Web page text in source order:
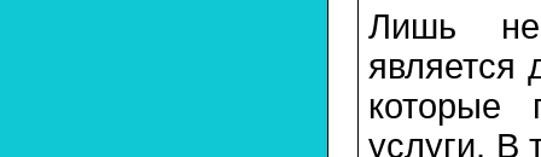
Лишь
является
которые
услуги. В